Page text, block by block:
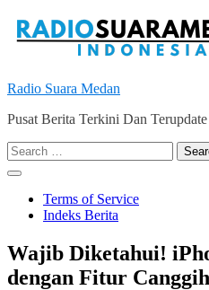
content
Radio Suara Medan
Pusat Berita Terkini Dan
Search
for:
Terms of Service
Indeks Berita
Wajib Diketahui!
dengan Fitur Canggih